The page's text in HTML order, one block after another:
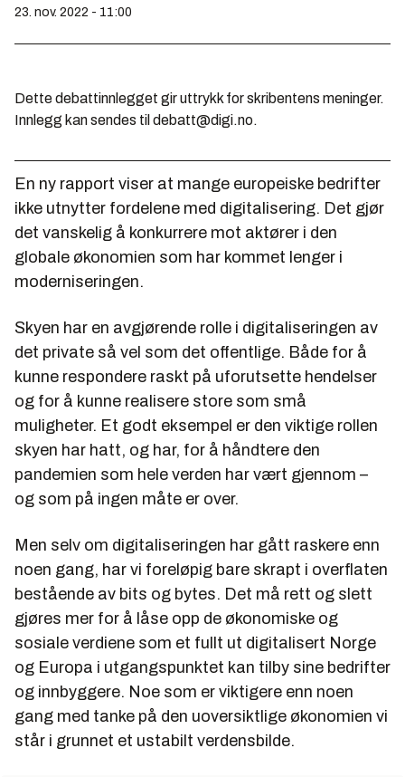
23. nov. 2022 - 11:00
Dette debattinnlegget gir uttrykk for skribentens meninger.
Innlegg kan sendes til debatt@digi.no.
En ny rapport viser at mange europeiske bedrifter
ikke utnytter fordelene med digitalisering. Det gjør
det vanskelig å konkurrere mot aktører i den
globale økonomien som har kommet lenger i
moderniseringen.
Skyen har en avgjørende rolle i digitaliseringen av
det private så vel som det offentlige. Både for å
kunne respondere raskt på uforutsette hendelser
og for å kunne realisere store som små
muligheter. Et godt eksempel er den viktige rollen
skyen har hatt, og har, for å håndtere den
pandemien som hele verden har vært gjennom –
og som på ingen måte er over.
Men selv om digitaliseringen har gått raskere enn
noen gang, har vi foreløpig bare skrapt i overflaten
bestående av bits og bytes. Det må rett og slett
gjøres mer for å låse opp de økonomiske og
sosiale verdiene som et fullt ut digitalisert Norge
og Europa i utgangspunktet kan tilby sine bedrifter
og innbyggere. Noe som er viktigere enn noen
gang med tanke på den uoversiktlige økonomien vi
står i grunnet et ustabilt verdensbilde.